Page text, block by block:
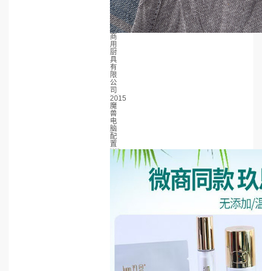
商
用
厨
具
有
限
公
司
2015
魔
兽
电
脑
配
置